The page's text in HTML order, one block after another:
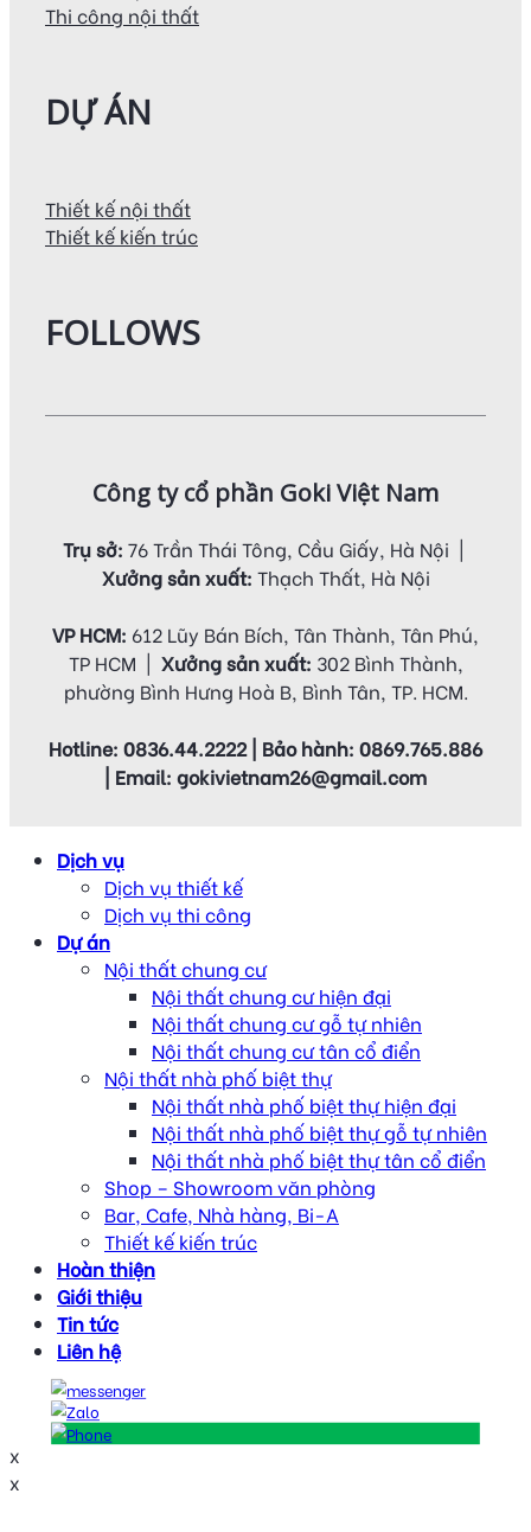
Thi công nội thất
DỰ ÁN
Thiết kế nội thất
Thiết kế kiến trúc
FOLLOWS
Công ty cổ phần Goki Việt Nam
Trụ sở: 76 Trần Thái Tông, Cầu Giấy, Hà Nội |
Xưởng sản xuất: Thạch Thất, Hà Nội
VP HCM: 612 Lũy Bán Bích, Tân Thành, Tân Phú,
TP HCM | Xưởng sản xuất: 302 Bình Thành,
phường Bình Hưng Hoà B, Bình Tân, TP. HCM.
Hotline: 0836.44.2222 | Bảo hành: 0869.765.886
| Email: gokivietnam26@gmail.com
Dịch vụ
Dịch vụ thiết kế
Dịch vụ thi công
Dự án
Nội thất chung cư
Nội thất chung cư hiện đại
Nội thất chung cư gỗ tự nhiên
Nội thất chung cư tân cổ điển
Nội thất nhà phố biệt thự
Nội thất nhà phố biệt thự hiện đại
Nội thất nhà phố biệt thự gỗ tự nhiên
Nội thất nhà phố biệt thự tân cổ điển
Shop – Showroom văn phòng
Bar, Cafe, Nhà hàng, Bi-A
Thiết kế kiến trúc
Hoàn thiện
Giới thiệu
Tin tức
Liên hệ
x
x